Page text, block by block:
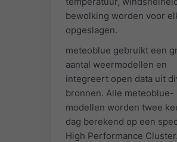
bewolking worden voor
opgeslagen.
meteoblue gebruikt een
aantal weermodellen en
integreert open data uit
bronnen. Alle meteoblue-
modellen worden twee
dag berekend op een
High Performance